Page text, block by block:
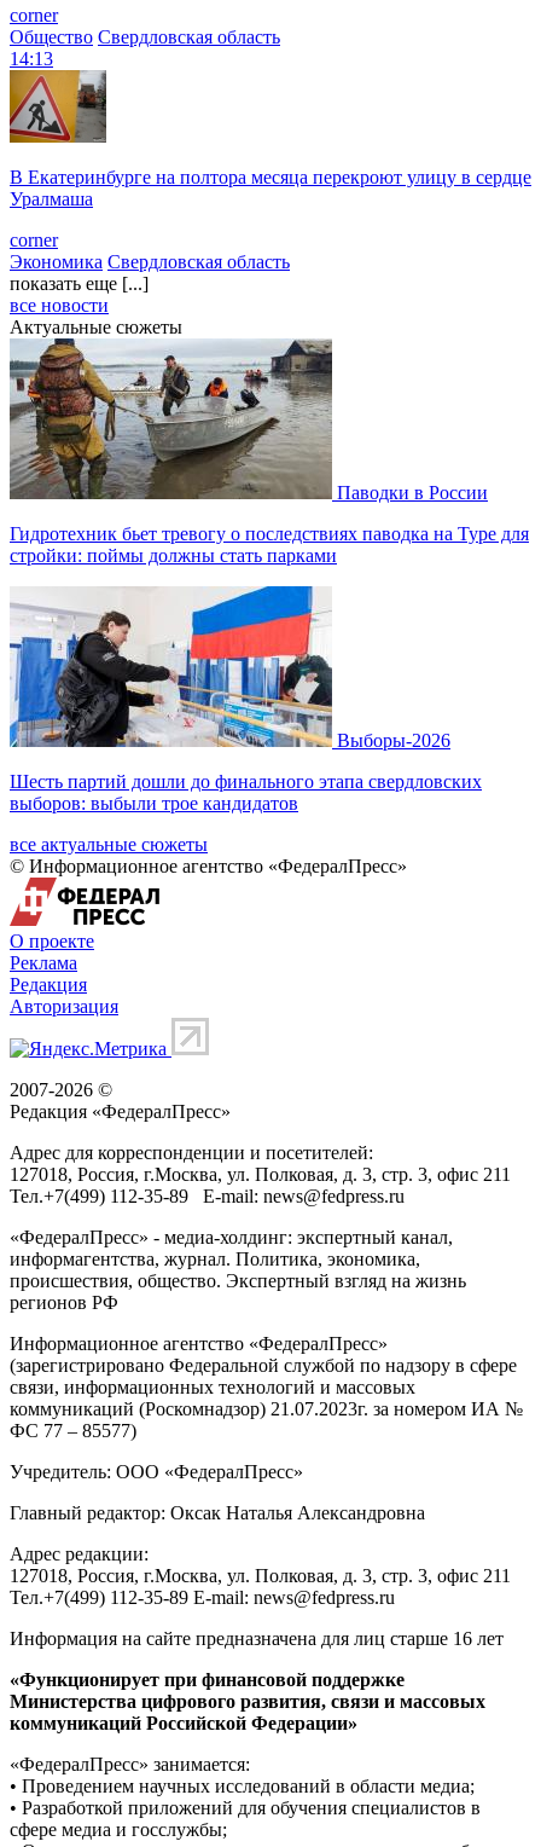
corner
Общество Свердловская область
14:13
В Екатеринбурге на полтора месяца перекроют улицу в сердце
Уралмаша
corner
Экономика Свердловская область
показать еще [...]
все новости
Актуальные сюжеты
Паводки в России
Гидротехник бьет тревогу о последствиях паводка на Туре для
стройки: поймы должны стать парками
Выборы-2026
Шесть партий дошли до финального этапа свердловских
выборов: выбыли трое кандидатов
все актуальные сюжеты
© Информационное агентство «ФедералПресс»
О проекте
Реклама
Редакция
Авторизация
2007-2026 ©
Редакция «ФедералПресс»
Адрес для корреспонденции и посетителей:
127018, Россия, г.Москва, ул. Полковая, д. 3, стр. 3, офис 211
Тел.+7(499) 112-35-89 E-mail: news@fedpress.ru
«ФедералПресс» - медиа-холдинг: экспертный канал,
информагентства, журнал. Политика, экономика,
происшествия, общество. Экспертный взгляд на жизнь
регионов РФ
Информационное агентство «ФедералПресс»
(зарегистрировано Федеральной службой по надзору в сфере
связи, информационных технологий и массовых
коммуникаций (Роскомнадзор) 21.07.2023г. за номером ИА №
ФС 77 – 85577)
Учредитель: ООО «ФедералПресс»
Главный редактор: Оксак Наталья Александровна
Адрес редакции:
127018, Россия, г.Москва, ул. Полковая, д. 3, стр. 3, офис 211
Тел.+7(499) 112-35-89 E-mail: news@fedpress.ru
Информация на сайте предназначена для лиц старше 16 лет
«Функционирует при финансовой поддержке
Министерства цифрового развития, связи и массовых
коммуникаций Российской Федерации»
«ФедералПресс» занимается:
• Проведением научных исследований в области медиа;
• Разработкой приложений для обучения специалистов в
сфере медиа и госслужбы;